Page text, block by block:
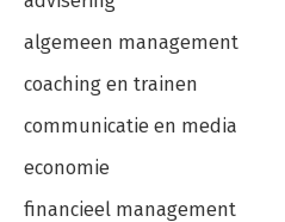
algemeen management
coaching en trainen
communicatie en media
economie
financieel management